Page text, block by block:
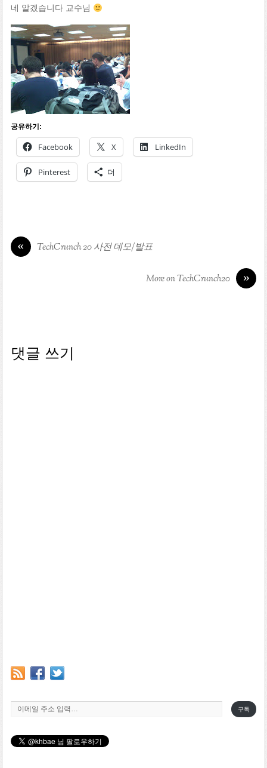
네 알겠습니다 교수님
공유하기:
Facebook X LinkedIn
Pinterest 더
« TechCrunch 20 사전 데모/발표
»
More on TechCrunch20
댓글 쓰기
이메일 주소 입력…
구독